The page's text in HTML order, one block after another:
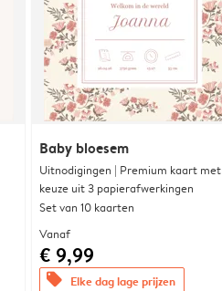
Baby bloesem
Uitnodigingen | Premium kaart met
keuze uit 3 papierafwerkingen
Set van 10 kaarten
Vanaf
€ 9,99
offers Elke dag lage prijzen